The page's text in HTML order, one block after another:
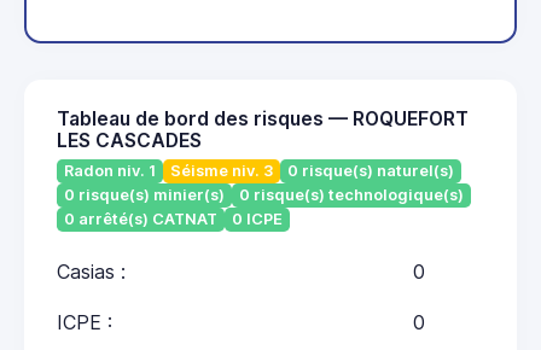
Tableau de bord des risques — ROQUEFORT
LES CASCADES
Radon niv. 1 Séisme niv. 3
0 risque(s) naturel(s)
0 risque(s) minier(s)
0 risque(s) technologique(s)
0 arrêté(s) CATNAT
0 ICPE
Casias : 0
ICPE : 0